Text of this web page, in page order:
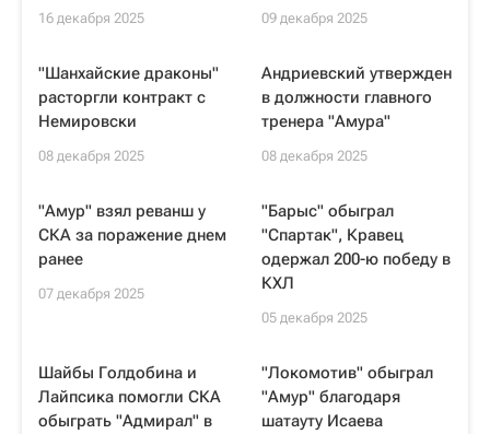
16 декабря 2025 09 декабря 2025
"Шанхайские драконы"
расторгли контракт с
Немировски
08 декабря 2025
Андриевский утвержден
в должности главного
тренера "Амура"
08 декабря 2025
"Амур" взял реванш у
СКА за поражение днем
ранее
07 декабря 2025
"Барыс" обыграл
"Спартак", Кравец
одержал 200-ю победу в
КХЛ
05 декабря 2025
Шайбы Голдобина и
Лайпсика помогли СКА
обыграть "Адмирал" в
"Локомотив" обыграл
"Амур" благодаря
шатауту Исаева